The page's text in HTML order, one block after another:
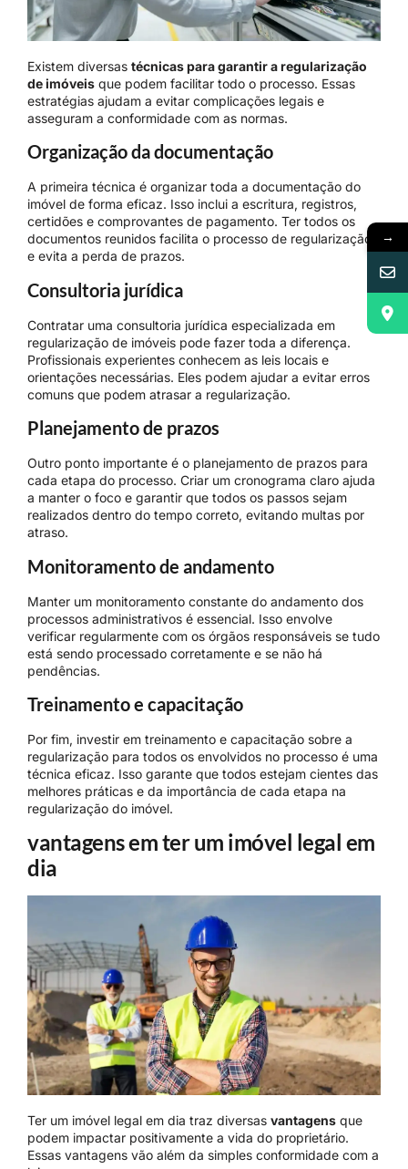
Existem diversas técnicas para garantir a regularização
de imóveis que podem facilitar todo o processo. Essas
estratégias ajudam a evitar complicações legais e
asseguram a conformidade com as normas.
Organização da documentação
A primeira técnica é organizar toda a documentação do
imóvel de forma eficaz. Isso inclui a escritura, registros,
certidões e comprovantes de pagamento. Ter todos os
documentos reunidos facilita o processo de regularização
e evita a perda de prazos.
Consultoria jurídica
Contratar uma consultoria jurídica especializada em
regularização de imóveis pode fazer toda a diferença.
Profissionais experientes conhecem as leis locais e
orientações necessárias. Eles podem ajudar a evitar erros
comuns que podem atrasar a regularização.
Planejamento de prazos
Outro ponto importante é o planejamento de prazos para
cada etapa do processo. Criar um cronograma claro ajuda
a manter o foco e garantir que todos os passos sejam
realizados dentro do tempo correto, evitando multas por
atraso.
Monitoramento de andamento
Manter um monitoramento constante do andamento dos
processos administrativos é essencial. Isso envolve
verificar regularmente com os órgãos responsáveis se tudo
está sendo processado corretamente e se não há
pendências.
Treinamento e capacitação
Por fim, investir em treinamento e capacitação sobre a
regularização para todos os envolvidos no processo é uma
técnica eficaz. Isso garante que todos estejam cientes das
melhores práticas e da importância de cada etapa na
regularização do imóvel.
vantagens em ter um imóvel legal em
dia
Ter um imóvel legal em dia traz diversas vantagens que
podem impactar positivamente a vida do proprietário.
Essas vantagens vão além da simples conformidade com a
→